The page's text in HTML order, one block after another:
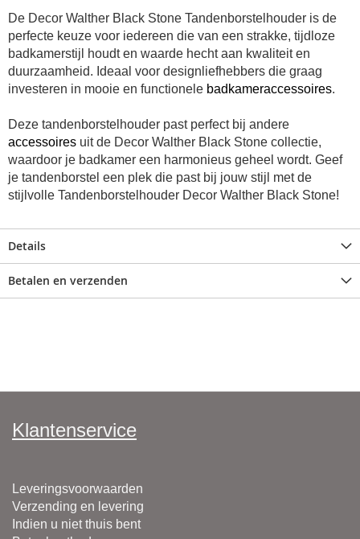
De Decor Walther Black Stone Tandenborstelhouder is de
perfecte keuze voor iedereen die van een strakke, tijdloze
badkamerstijl houdt en waarde hecht aan kwaliteit en
duurzaamheid. Ideaal voor designliefhebbers die graag
investeren in mooie en functionele badkameraccessoires.
Deze tandenborstelhouder past perfect bij andere
accessoires uit de Decor Walther Black Stone collectie,
waardoor je badkamer een harmonieus geheel wordt. Geef
je tandenborstel een plek die past bij jouw stijl met de
stijlvolle Tandenborstelhouder Decor Walther Black Stone!
Details
Betalen en verzenden
Klantenservice
Leveringsvoorwaarden
Verzending en levering
Indien u niet thuis bent